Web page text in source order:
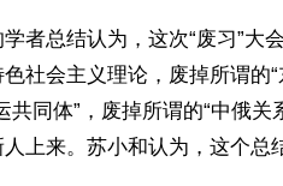
者总结认为，这次“废习”大
社会主义理论，废掉所谓的
共同体”，废掉所谓的“中俄
上来。苏小和认为，这个总